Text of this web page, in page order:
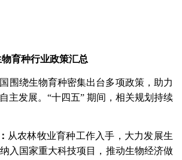
物育种行业政策汇总
围绕生物育种密集出台多项政策，助力
主发展。“十四五” 期间，相关规划持续
从农林牧业育种工作入手，大力发展生
入国家重大科技项目，推动生物经济做